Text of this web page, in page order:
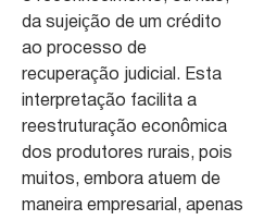
da sujeição de um crédito
ao processo de
recuperação judicial. Esta
interpretação facilita a
reestruturação econômica
dos produtores rurais, pois
muitos, embora atuem de
maneira empresarial, apenas